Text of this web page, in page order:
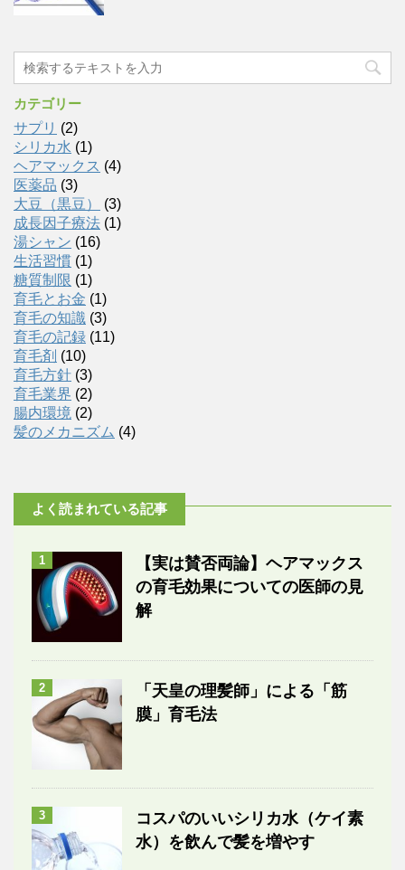
カテゴリー
サプリ (2)
シリカ水 (1)
ヘアマックス (4)
医薬品 (3)
大豆（黒豆）
(3)
成長因子療法 (1)
湯シャン (16)
生活習慣 (1)
糖質制限 (1)
育毛とお金 (1)
育毛の知識 (3)
育毛の記録 (11)
育毛剤 (10)
育毛方針 (3)
育毛業界 (2)
腸内環境 (2)
髪のメカニズム (4)
よく読まれている記事
1
【実は賛否両論】ヘアマックス
の育毛効果についての医師の見
解
2
「天皇の理髪師」による「筋
膜」育毛法
3
コスパのいいシリカ水（ケイ素
水）を飲んで髪を増やす